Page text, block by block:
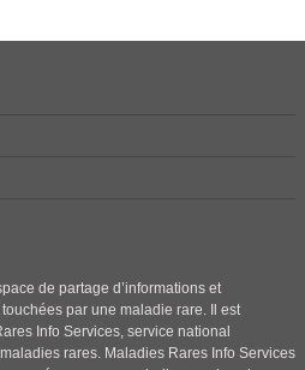
de partage d’informations et
par une maladie rare. Il est
Info Services, service national
rares. Maladies Rares Info Services